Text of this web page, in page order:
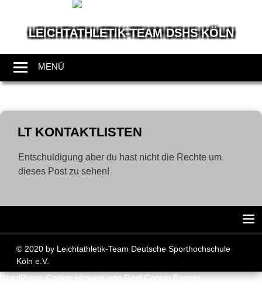
LEICHTATHLETIK-TEAM DSHS KÖLN
leben
Leichtathletik
MENÜ
Zum
InhaltLT KONTAKTLISTEN
Entschuldigung aber du hast nicht die Rechte um
dieses Post zu sehen!
© 2020 by Leichtathletik-Team Deutsche Sporthochschule
Köln e.V.
WordPress Cookie Hinweis von Real Cookie Banner